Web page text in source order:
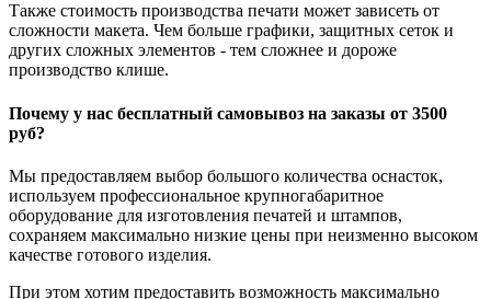
Также стоимость производства печати может зависеть от
сложности макета. Чем больше графики, защитных сеток и
других сложных элементов - тем сложнее и дороже
производство клише.
Почему у нас бесплатный самовывоз на заказы от 3500
руб?
Мы предоставляем выбор большого количества оснасток,
используем профессиональное крупногабаритное
оборудование для изготовления печатей и штампов,
сохраняем максимально низкие цены при неизменно высоком
качестве готового изделия.
При этом хотим предоставить возможность максимально